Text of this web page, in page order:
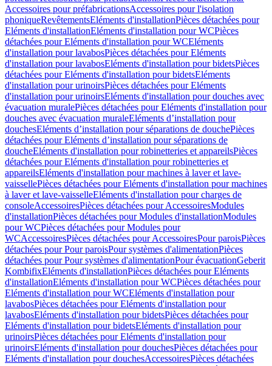
Accessoires pour préfabricationsAccessoires pour l'isolation
phoniqueRevêtementsEléments d'installationPièces détachées pour
Eléments d'installationEléments d'installation pour WCPièces
détachées pour Eléments d'installation pour WCEléments
d'installation pour lavabosPièces détachées pour Eléments
d'installation pour lavabosEléments d'installation pour bidetsPièces
détachées pour Eléments d'installation pour bidetsEléments
d'installation pour urinoirsPièces détachées pour Eléments
d'installation pour urinoirsEléments d'installation pour douches avec
évacuation muralePièces détachées pour Eléments d'installation pour
douches avec évacuation muraleEléments d’installation pour
douchesEléments d’installation pour séparations de douchePièces
détachées pour Eléments d’installation pour séparations de
doucheEléments d'installation pour robinetteries et appareilsPièces
détachées pour Eléments d'installation pour robinetteries et
appareilsEléments d'installation pour machines à laver et lave-
vaissellePièces détachées pour Eléments d'installation pour machines
à laver et lave-vaisselleEléments d'installation pour charges de
consoleAccessoiresPièces détachées pour AccessoiresModules
d'installationPièces détachées pour Modules d'installationModules
pour WCPièces détachées pour Modules pour
WCAccessoiresPièces détachées pour AccessoiresPour paroisPièces
détachées pour Pour paroisPour systèmes d'alimentationPièces
détachées pour Pour systèmes d'alimentationPour évacuationGeberit
KombifixEléments d'installationPièces détachées pour Eléments
d'installationEléments d'installation pour WCPièces détachées pour
Eléments d'installation pour WCEléments d'installation pour
lavabosPièces détachées pour Eléments d'installation pour
lavabosEléments d'installation pour bidetsPièces détachées pour
Eléments d'installation pour bidetsEléments d'installation pour
urinoirsPièces détachées pour Eléments d'installation pour
urinoirsEléments d'installation pour douchesPièces détachées pour
Eléments d'installation pour douchesAccessoiresPièces détachées